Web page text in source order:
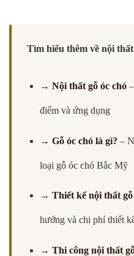
Tìm hiểu thêm về nội thất
→ Nội thất gỗ óc chó–
điểm và ứng dụng
→ Gỗ óc chó là gì? –
loại gỗ óc chó Bắc Mỹ
→ Thiết kế nội thất gỗ
hướng và chi phí thiết
→ Thi công nội thất